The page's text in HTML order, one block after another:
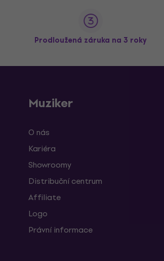
Prodloužená záruka na 3 roky
Muziker
O nás
Kariéra
Showroomy
Distribuční centrum
Affiliate
Logo
Právní informace